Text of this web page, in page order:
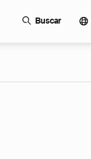
Buscar